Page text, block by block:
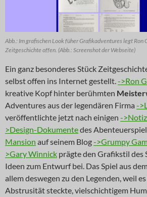
Abb.: Im grafischen Look füher Grafikadventures legt Ron
Zeitgeschichte offen. (Abb.: Screenshot der Webseite)
Ein ganz besonderes Stück
selbst offen ins Internet gestellt.->Ron
kreative Kopf hinter berühmten
Adventures aus der legendären Firma -
veröffentlichte jetzt nach einigen -
>Design-Dokumentedes
Mansion auf seinem Blog->Grumpy
>Gary Winnick prägte den Grafikstil des
Ideen zum Entwurf bei. Das Spiel aus
allem deswegen zu den Legenden, weil
Abstrusität steckte, vielschichtigem